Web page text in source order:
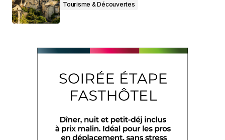
Tourisme & Découvertes